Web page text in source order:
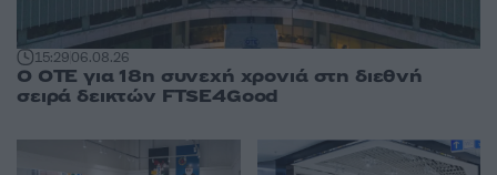
15:2906.08.26
Ο ΟΤΕ για 18η συνεχή χρονιά στη διεθνή
σειρά δεικτών FTSE4Good